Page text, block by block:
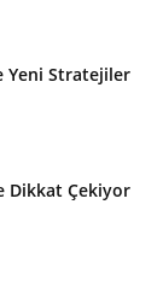
Yeni Stratejiler
Dikkat Çekiyor